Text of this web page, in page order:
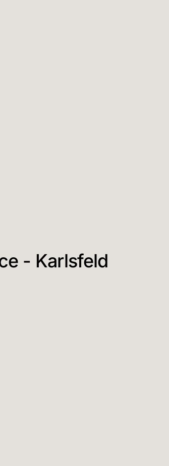
- Karlsfeld